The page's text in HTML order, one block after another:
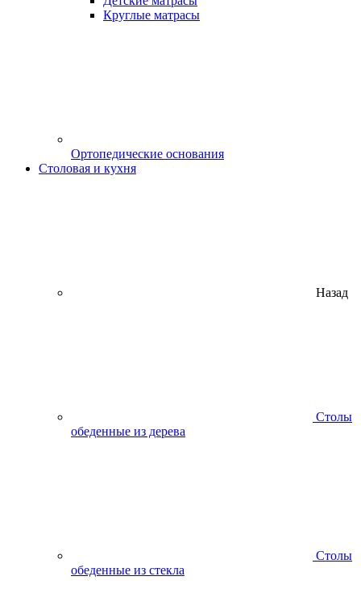
Круглые матрасы
Ортопедические основания
Столовая и кухня
Назад
Столы
обеденные из дерева
Столы
обеденные из стекла